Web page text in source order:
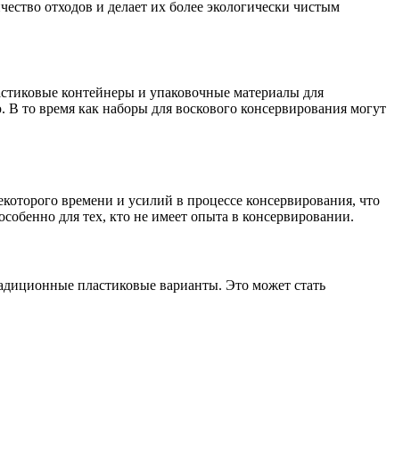
отходов и делает их более экологически чистым
контейнеры и упаковочные материалы для
то время как наборы для воскового консервирования могут
времени и усилий в процессе консервирования, что
для тех, кто не имеет опыта в консервировании.
пластиковые варианты. Это может стать